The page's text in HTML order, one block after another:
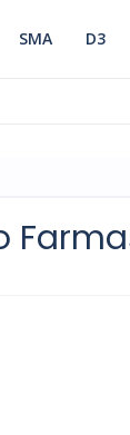
SMA D3